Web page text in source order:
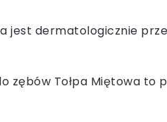
jest dermatologicznie
zębów Tołpa Miętowa to